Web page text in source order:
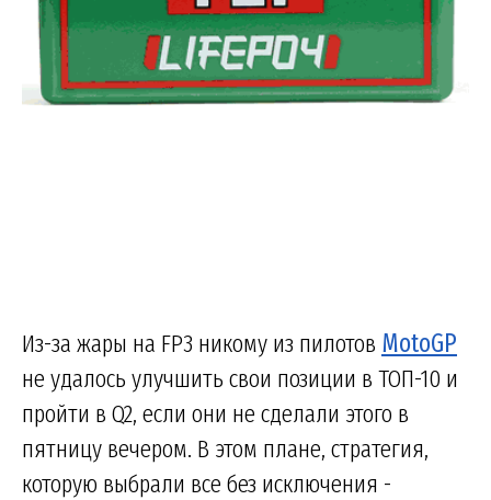
Из-за жары на FP3 никому из пилотов MotoGP
не удалось улучшить свои позиции в ТОП-10 и
пройти в Q2, если они не сделали этого в
пятницу вечером. В этом плане, стратегия,
которую выбрали все без исключения -